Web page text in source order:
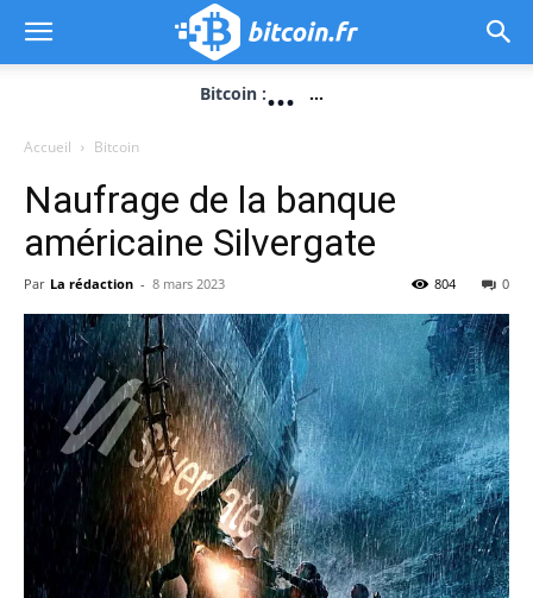
Bitcoin :... ...
Accueil Bitcoin
Naufrage de la banque
américaine Silvergate
Par La rédaction - 8 mars 2023 0
804